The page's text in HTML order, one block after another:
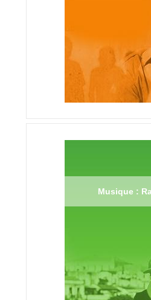
Musique :